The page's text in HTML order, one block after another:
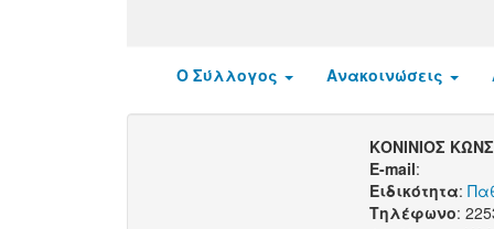
Ο Σύλλογος Ανακοινώσεις
ΚΟΝΙΝΙΟΣ
E-mail:
Ειδικότητα:
Τηλέφωνο: